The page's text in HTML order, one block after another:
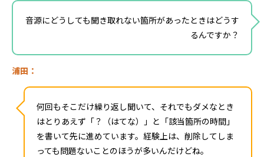
音源にどうしても聞き取れない箇所があったときはどうす
るんですか？
浦田：
何回もそこだけ繰り返し聞いて、それでもダメなとき
はとりあえず「？（はてな）」と「該当箇所の時間」
を書いて先に進めています。経験上は、削除してしま
っても問題ないことのほうが多いんだけどね。